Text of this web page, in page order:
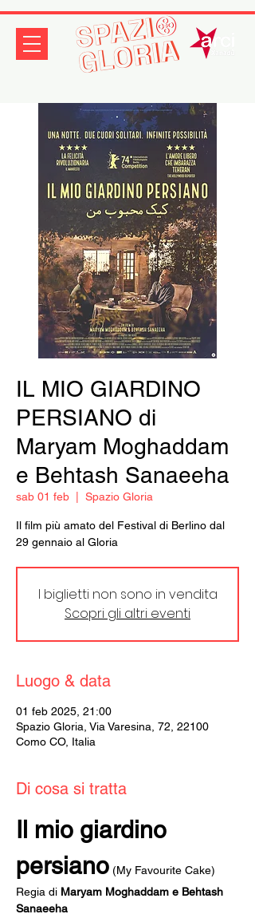
IL MIO GIARDINO
PERSIANO di
Maryam Moghaddam
e Behtash Sanaeeha
sab 01 feb Spazio Gloria
Il film più amato del Festival di Berlino dal
29 gennaio al Gloria
I biglietti non sono in vendita
Scopri gli altri eventi
Luogo & data
01 feb 2025, 21:00
Spazio Gloria, Via Varesina, 72, 22100
Como CO, Italia
Di cosa si tratta
Il mio giardino
persiano (My Favourite Cake)
Regia di Maryam Moghaddam e Behtash
Sanaeeha